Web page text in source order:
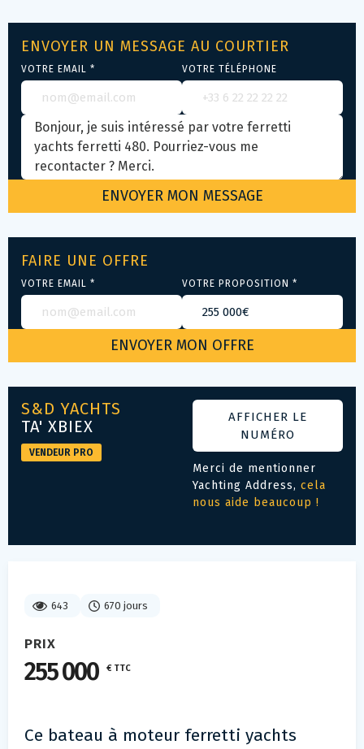
643 670 jours
PRIX
255 000 € TTC
Ce bateau à moteur ferretti yachts
ENVOYER UN MESSAGE AU COURTIER
VOTRE EMAIL * VOTRE TÉLÉPHONE
FAIRE UNE OFFRE
VOTRE EMAIL * VOTRE PROPOSITION *
S&D YACHTS
TA' XBIEX
VENDEUR PRO
AFFICHER LE
NUMÉRO
Merci de mentionner
Yachting Address, cela
nous aide beaucoup !